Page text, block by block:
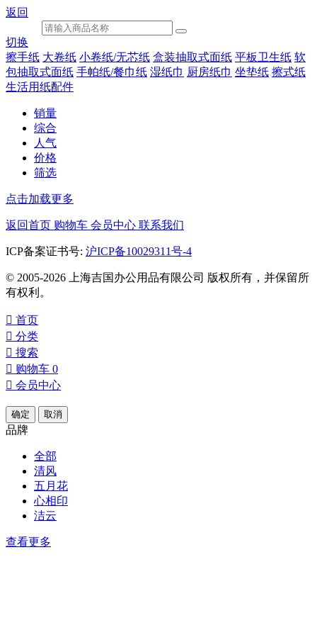
返回
切换
擦手纸 大卷纸 小卷纸/无芯纸 盒装抽取式面纸 平板卫生纸 软
包抽取式面纸 手帕纸/餐巾纸 湿纸巾 厨房纸巾 坐垫纸 擦式纸
生活用纸配件
销量
综合
人气
价格
筛选
点击加载更多
返回首页 购物车 会员中心 联系我们
ICP备案证书号: 沪ICP备10029311号-4
© 2005-2026 上海吉国办公用品有限公司 版权所有，并保留所
有权利。
 首页
 分类
 搜索
 购物车 0
 会员中心
确定 取消
品牌
全部
清风
五月花
心相印
洁云
查看更多